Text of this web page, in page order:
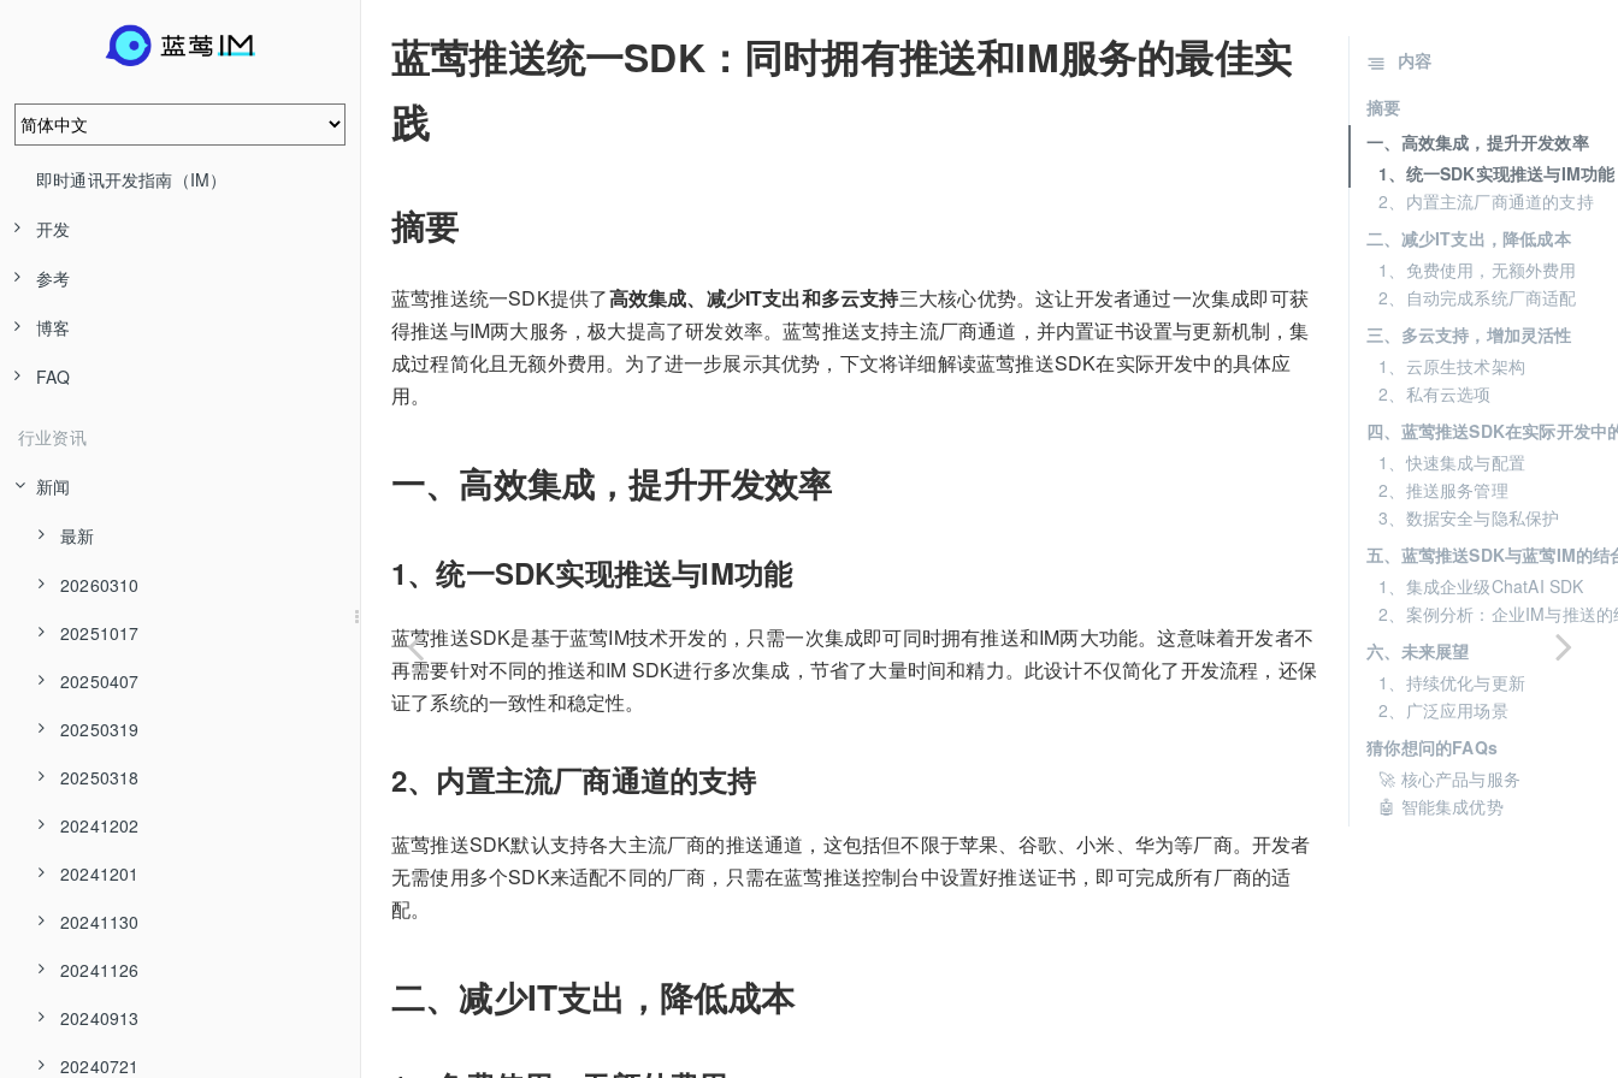
即时通讯开发指南（IM）
开发
参考
博客
FAQ
行业资讯
新闻
最新
20260310
20251017
20250407
20250319
20250318
20241202
20241201
20241130
20241126
20240913
20240721
蓝莺推送统一SDK：同时拥有推送和IM服务的最佳实
践
摘要
蓝莺推送统一SDK提供了高效集成、减少IT支出和多云支持三大核心优势。这让开发者通过一次集成即可获
得推送与IM两大服务，极大提高了研发效率。蓝莺推送支持主流厂商通道，并内置证书设置与更新机制，集
成过程简化且无额外费用。为了进一步展示其优势，下文将详细解读蓝莺推送SDK在实际开发中的具体应
用。
一、高效集成，提升开发效率
1、统一SDK实现推送与IM功能
蓝莺推送SDK是基于蓝莺IM技术开发的，只需一次集成即可同时拥有推送和IM两大功能。这意味着开发者不
再需要针对不同的推送和IM SDK进行多次集成，节省了大量时间和精力。此设计不仅简化了开发流程，还保
证了系统的一致性和稳定性。
2、内置主流厂商通道的支持
蓝莺推送SDK默认支持各大主流厂商的推送通道，这包括但不限于苹果、谷歌、小米、华为等厂商。开发者
无需使用多个SDK来适配不同的厂商，只需在蓝莺推送控制台中设置好推送证书，即可完成所有厂商的适
配。
二、减少IT支出，降低成本
内容
摘要
一、高效集成，提升开发效率
1、统一SDK实现推送与IM功能
2、内置主流厂商通道的支持
二、减少IT支出，降低成本
1、免费使用，无额外费用
2、自动完成系统厂商适配
三、多云支持，增加灵活性
1、云原生技术架构
2、私有云选项
四、蓝莺推送SDK在实际开发中
1、快速集成与配置
2、推送服务管理
3、数据安全与隐私保护
五、蓝莺推送SDK与蓝莺IM的结
1、集成企业级ChatAI SDK
2、案例分析：企业IM与推送的
六、未来展望
1、持续优化与更新
2、广泛应用场景
猜你想问的FAQs
🚀 核心产品与服务
🤖 智能集成优势